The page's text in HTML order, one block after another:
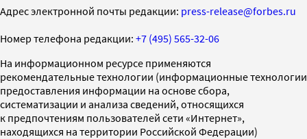
Адрес электронной почты редакции: press-release@forbes.ru
Номер телефона редакции: +7 (495) 565-32-06
На информационном ресурсе применяются
рекомендательные технологии (информационные технологии
предоставления информации на основе сбора,
систематизации и анализа сведений, относящихся
к предпочтениям пользователей сети «Интернет»,
находящихся на территории Российской Федерации)